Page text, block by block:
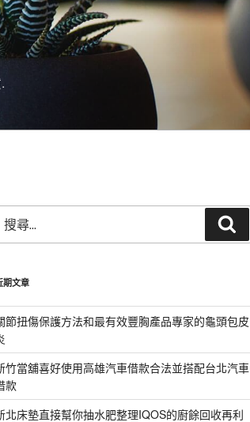
尋
:
尋
期文章
節扭傷保護方法和最有效豐胸產品專家的龜頭包皮
竹當舖喜好使用高雄汽車借款合法並搭配台北汽車
款
北床墊直接幫你抽水肥整理IQOS的廚餘回收再利